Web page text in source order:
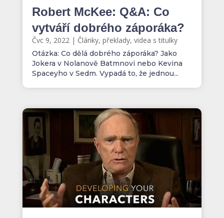
Robert McKee: Q&A: Co
vytváří dobrého záporáka?
Čvc 9, 2022 | Články, překlady, videa s titulky
Otázka: Co dělá dobrého záporáka? Jako
Jokera v Nolanově Batmnovi nebo Kevina
Spaceyho v Sedm. Vypadá to, že jednou...